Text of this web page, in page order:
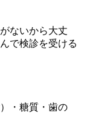
ないから大丈
で検診を受ける
・糖質・歯の